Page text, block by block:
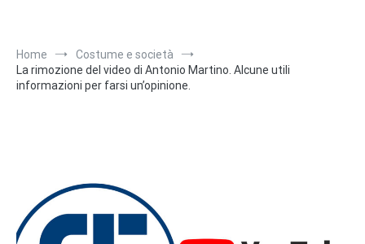
Home
Costume e società
La rimozione del video di Antonio Martino. Alcune utili
informazioni per farsi un’opinione.